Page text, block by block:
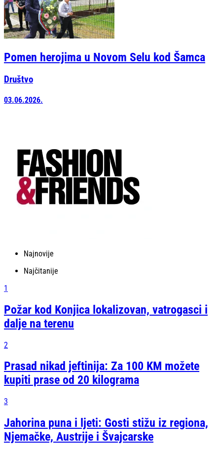
Pomen herojima u Novom Selu kod Šamca
Društvo
03.06.2026.
Najnovije
Najčitanije
1
Požar kod Konjica lokalizovan, vatrogasci i
dalje na terenu
2
Prasad nikad jeftinija: Za 100 KM možete
kupiti prase od 20 kilograma
3
Jahorina puna i ljeti: Gosti stižu iz regiona,
Njemačke, Austrije i Švajcarske